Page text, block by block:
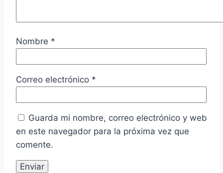
Nombre *
Correo electrónico *
Guarda mi nombre, correo electrónico y web
en este navegador para la próxima vez que
comente.